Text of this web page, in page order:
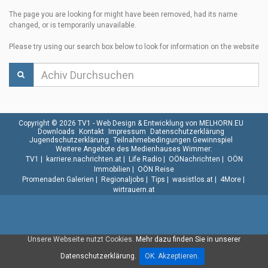
The page you are looking for might have been removed, had its name
changed, or is temporarily unavailable.
Please try using our search box below to look for information on the website
Unsere Webseite nutzt Cookies. Mehr dazu finden Sie in unserer
Datenschutzerklärung.
OK. Akzeptieren.
Copyright © 2026 TV1 - Web Design & Entwicklung von MELHORN.EU
Downloads
Kontakt Impressum
Datenschutzerklärung
Jugendschutzerklärung Teilnahmebedingungen Gewinnspiel
Weitere Angebote des Medienhauses Wimmer:
TV1
karriere.nachrichten.at| Life Radio| OÖNachrichten
OÖN
Immobilien
OÖN Reise
Promenaden Galerien
Regionaljobs Tips wasistlos.at| 4More|
wirtrauern.at